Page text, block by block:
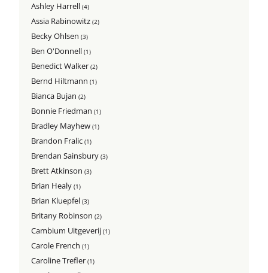
Ashley Harrell(4)
Assia Rabinowitz(2)
Becky Ohlsen(3)
Ben O'Donnell(1)
Benedict Walker(2)
Bernd Hiltmann(1)
Bianca Bujan(2)
Bonnie Friedman(1)
Bradley Mayhew(1)
Brandon Fralic(1)
Brendan Sainsbury(3)
Brett Atkinson(3)
Brian Healy(1)
Brian Kluepfel(3)
Britany Robinson(2)
Cambium Uitgeverij(1)
Carole French(1)
Caroline Trefler(1)